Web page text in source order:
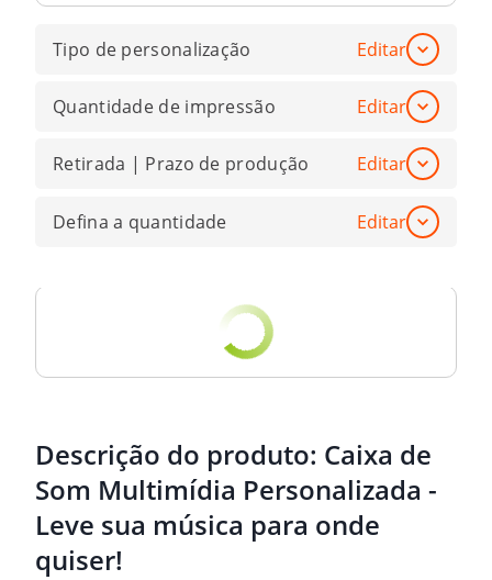
Tipo de personalização Editar
Quantidade de impressão Editar
Retirada | Prazo de produção Editar
Defina a quantidade Editar
Descrição do produto: Caixa de
Som Multimídia Personalizada -
Leve sua música para onde
quiser!